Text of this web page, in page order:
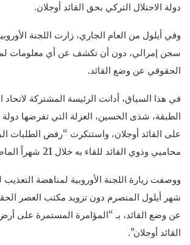
دولة الاحتلال التركي بحق القائد أوجلان.
وفي أيلول من العام الجاري، زارت اللجنة
سجن إمرالي، دون أن تكشف عن أي معلومات
الحقوقي عن وضع القائد.
في هذا السياق، أدانت الرئيسة المشتركة لاتحاد
الطبقة، شذى الحسين، العزلة التي تفرضها دولة
على القائد أوجلان، واستنكرت “رفض الطلبات
محاميي وذوي القائد للقاء به خلال 21 شهراً الماضية”.
ووصفت زيارة اللجنة الأوروبية لمناهضة
شهر أيلول المنصرم دون تزويد مكتب العصر
عن وضع القائد، بـ “المؤامرة المستمرة على
القائد أوجلان”.